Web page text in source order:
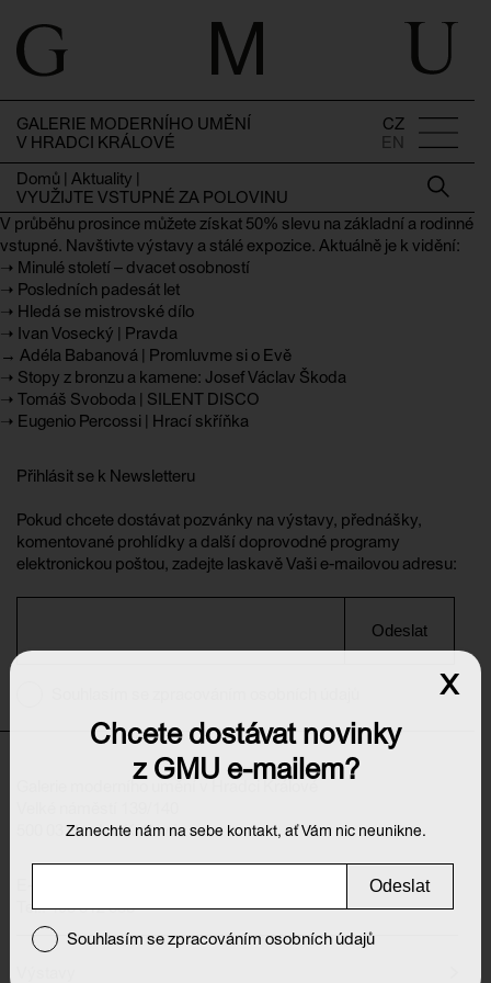
GALERIE MODERNÍHO UMĚNÍ
V HRADCI KRÁLOVÉ
CZ
EN
Domů | Aktuality |
VYUŽIJTE VSTUPNÉ ZA POLOVINU
V průběhu prosince můžete získat 50% slevu na základní a rodinné
vstupné. Navštivte výstavy a stálé expozice. Aktuálně je k vidění:
➝ Minulé století – dvacet osobností
➝ Posledních padesát let
➝ Hledá se mistrovské dílo
➝ Ivan Vosecký | Pravda
→ Adéla Babanová | Promluvme si o Evě
➝ Stopy z bronzu a kamene: Josef Václav Škoda
➝ Tomáš Svoboda | SILENT DISCO
➝ Eugenio Percossi | Hrací skříňka
Přihlásit se k Newsletteru
Pokud chcete dostávat pozvánky na výstavy, přednášky,
komentované prohlídky a další doprovodné programy
elektronickou poštou, zadejte laskavě Vaši e-mailovou adresu:
Odeslat
500 03 Hradec Králové
Tel.: 495 512 538
Chcete dostávat novinky
z GMU e-mailem?
Zanechte nám na sebe kontakt, ať Vám nic neunikne.
Odeslat
Souhlasím se zpracováním osobních údajů
x